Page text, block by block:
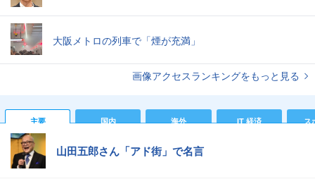
大阪メトロの列車で「煙が充満」
画像アクセスランキングをもっと見る
主要 国内 海外 IT 経済 ス
山田五郎さん「アド街」で名言